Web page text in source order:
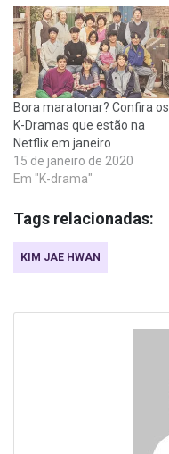
Bora maratonar? Confira os
K-Dramas que estão na
Netflix em janeiro
15 de janeiro de 2020
Em "K-drama"
Tags relacionadas:
KIM JAE HWAN